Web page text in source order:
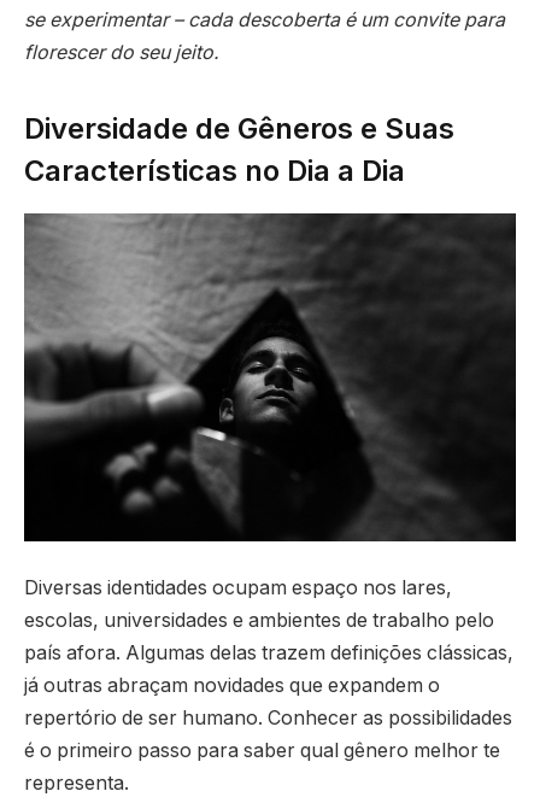
se experimentar – cada descoberta é um convite para
florescer do seu jeito.
Diversidade de Gêneros e Suas
Características no Dia a Dia
Diversas identidades ocupam espaço nos lares,
escolas, universidades e ambientes de trabalho pelo
país afora. Algumas delas trazem definições clássicas,
já outras abraçam novidades que expandem o
repertório de ser humano. Conhecer as possibilidades
é o primeiro passo para saber qual gênero melhor te
representa.